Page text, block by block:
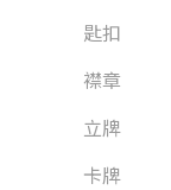
匙扣
襟章
立牌
卡牌